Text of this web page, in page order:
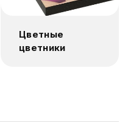
Цветные
цветники